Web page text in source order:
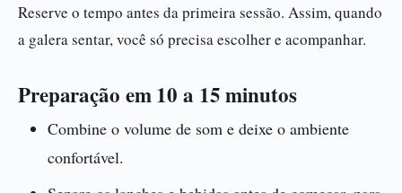
Reserve o tempo antes da primeira sessão. Assim, quando
a galera sentar, você só precisa escolher e acompanhar.
Preparação em 10 a 15 minutos
Combine o volume de som e deixe o ambiente
confortável.